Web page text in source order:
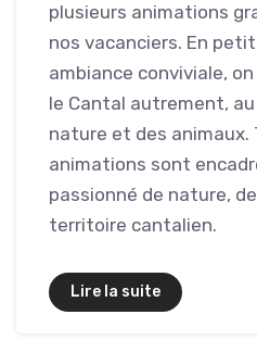
plusieurs animations
nos vacanciers. En
ambiance conviviale,
le Cantal autrement,
nature et des animaux.
animations sont
passionné de nature,
territoire cantalien.
Lire la suite